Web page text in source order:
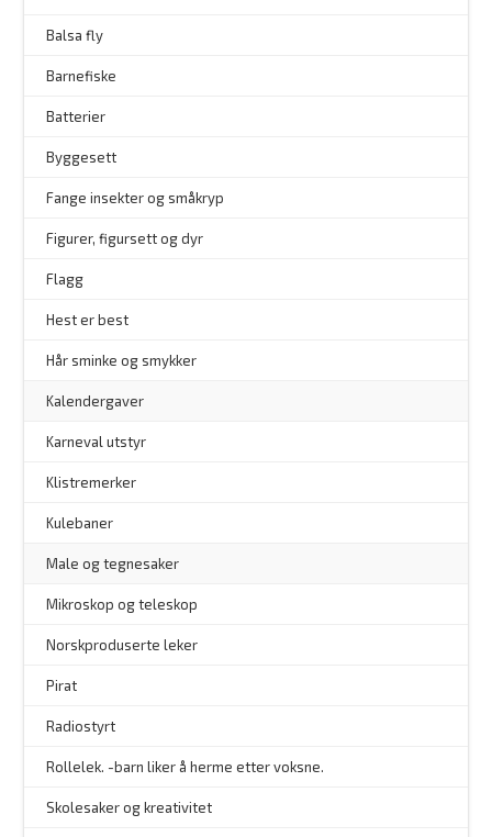
Balsa fly
Barnefiske
Batterier
Byggesett
Fange insekter og småkryp
Figurer, figursett og dyr
Flagg
Hest er best
Hår sminke og smykker
Kalendergaver
Karneval utstyr
Klistremerker
Kulebaner
Male og tegnesaker
Mikroskop og teleskop
Norskproduserte leker
Pirat
Radiostyrt
Rollelek. -barn liker å herme etter voksne.
Skolesaker og kreativitet